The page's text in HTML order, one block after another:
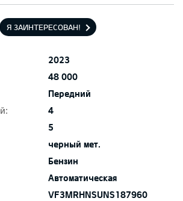
Я ЗАИНТЕРЕСОВАН!
2023
48 000
Передний
4
5
черный мет.
Бензин
Автоматическая
VF3MRHNSUNS187960